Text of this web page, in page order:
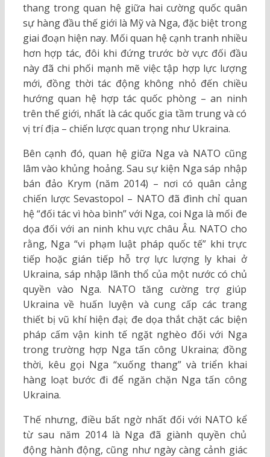
thang trong quan hệ giữa hai cường quốc quân
sự hàng đầu thế giới là Mỹ và Nga, đặc biệt trong
giai đoạn hiện nay. Mối quan hệ cạnh tranh nhiều
hơn hợp tác, đôi khi đứng trước bờ vực đối đầu
này đã chi phối mạnh mẽ việc tập hợp lực lượng
mới, đồng thời tác động không nhỏ đến chiều
hướng quan hệ hợp tác quốc phòng – an ninh
trên thế giới, nhất là các quốc gia tầm trung và có
vị trí địa – chiến lược quan trọng như Ukraina.
Bên cạnh đó, quan hệ giữa Nga và NATO cũng
lâm vào khủng hoảng. Sau sự kiện Nga sáp nhập
bán đảo Krym (năm 2014) – nơi có quân cảng
chiến lược Sevastopol – NATO đã đình chỉ quan
hệ “đối tác vì hòa bình” với Nga, coi Nga là mối đe
dọa đối với an ninh khu vực châu Âu. NATO cho
rằng, Nga “vi phạm luật pháp quốc tế” khi trực
tiếp hoặc gián tiếp hỗ trợ lực lượng ly khai ở
Ukraina, sáp nhập lãnh thổ của một nước có chủ
quyền vào Nga. NATO tăng cường trợ giúp
Ukraina về huấn luyện và cung cấp các trang
thiết bị vũ khí hiện đại; đe dọa thắt chặt các biện
pháp cấm vận kinh tế ngặt nghèo đối với Nga
trong trường hợp Nga tấn công Ukraina; đồng
thời, kêu gọi Nga “xuống thang” và triển khai
hàng loạt bước đi để ngăn chặn Nga tấn công
Ukraina.
Thế nhưng, điều bất ngờ nhất đối với NATO kể
từ sau năm 2014 là Nga đã giành quyền chủ
động hành động, cũng như ngày càng cảnh giác